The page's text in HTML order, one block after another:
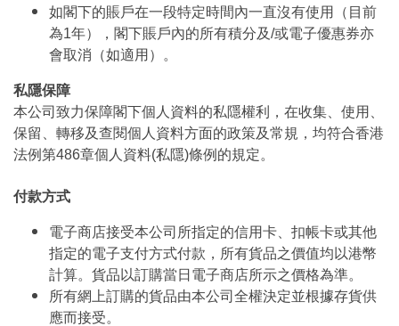
如閣下的賬戶在一段特定時間內一直沒有使用（目前
為1年），閣下賬戶內的所有積分及/或電子優惠券亦
會取消（如適用）。
私隱保障
本公司致力保障閣下個人資料的私隱權利，在收集、使用、
保留、轉移及查閱個人資料方面的政策及常規，均符合香港
法例第486章個人資料(私隱)條例的規定。
付款方式
電子商店接受本公司所指定的信用卡、扣帳卡或其他
指定的電子支付方式付款，所有貨品之價值均以港幣
計算。貨品以訂購當日電子商店所示之價格為準。
所有網上訂購的貨品由本公司全權決定並根據存貨供
應而接受。